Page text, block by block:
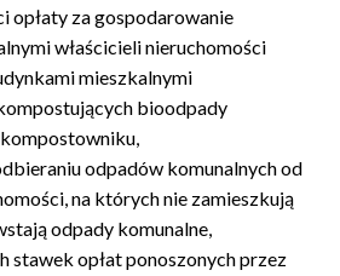
opłaty za gospodarowanie
właścicieli nieruchomości
mieszkalnymi
bioodpady
odpadów komunalnych od
na których nie zamieszkują
odpady komunalne,
stawek opłat ponoszonych przez